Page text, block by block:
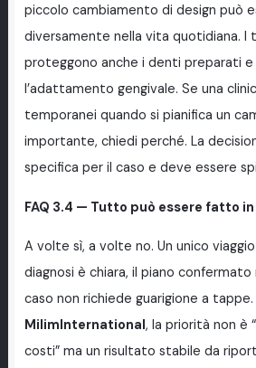
piccolo cambiamento di design può
diversamente nella vita quotidiana. I
proteggono anche i denti preparati e
l’adattamento gengivale. Se una
temporanei quando si pianifica un
importante, chiedi perché. La
specifica per il caso e deve essere
FAQ 3.4 — Tutto può essere fatto
A volte sì, a volte no. Un unico
diagnosi è chiara, il piano
caso non richiede guarigione a tappe.
MilimInternational, la priorità non è
costi” ma un risultato stabile da